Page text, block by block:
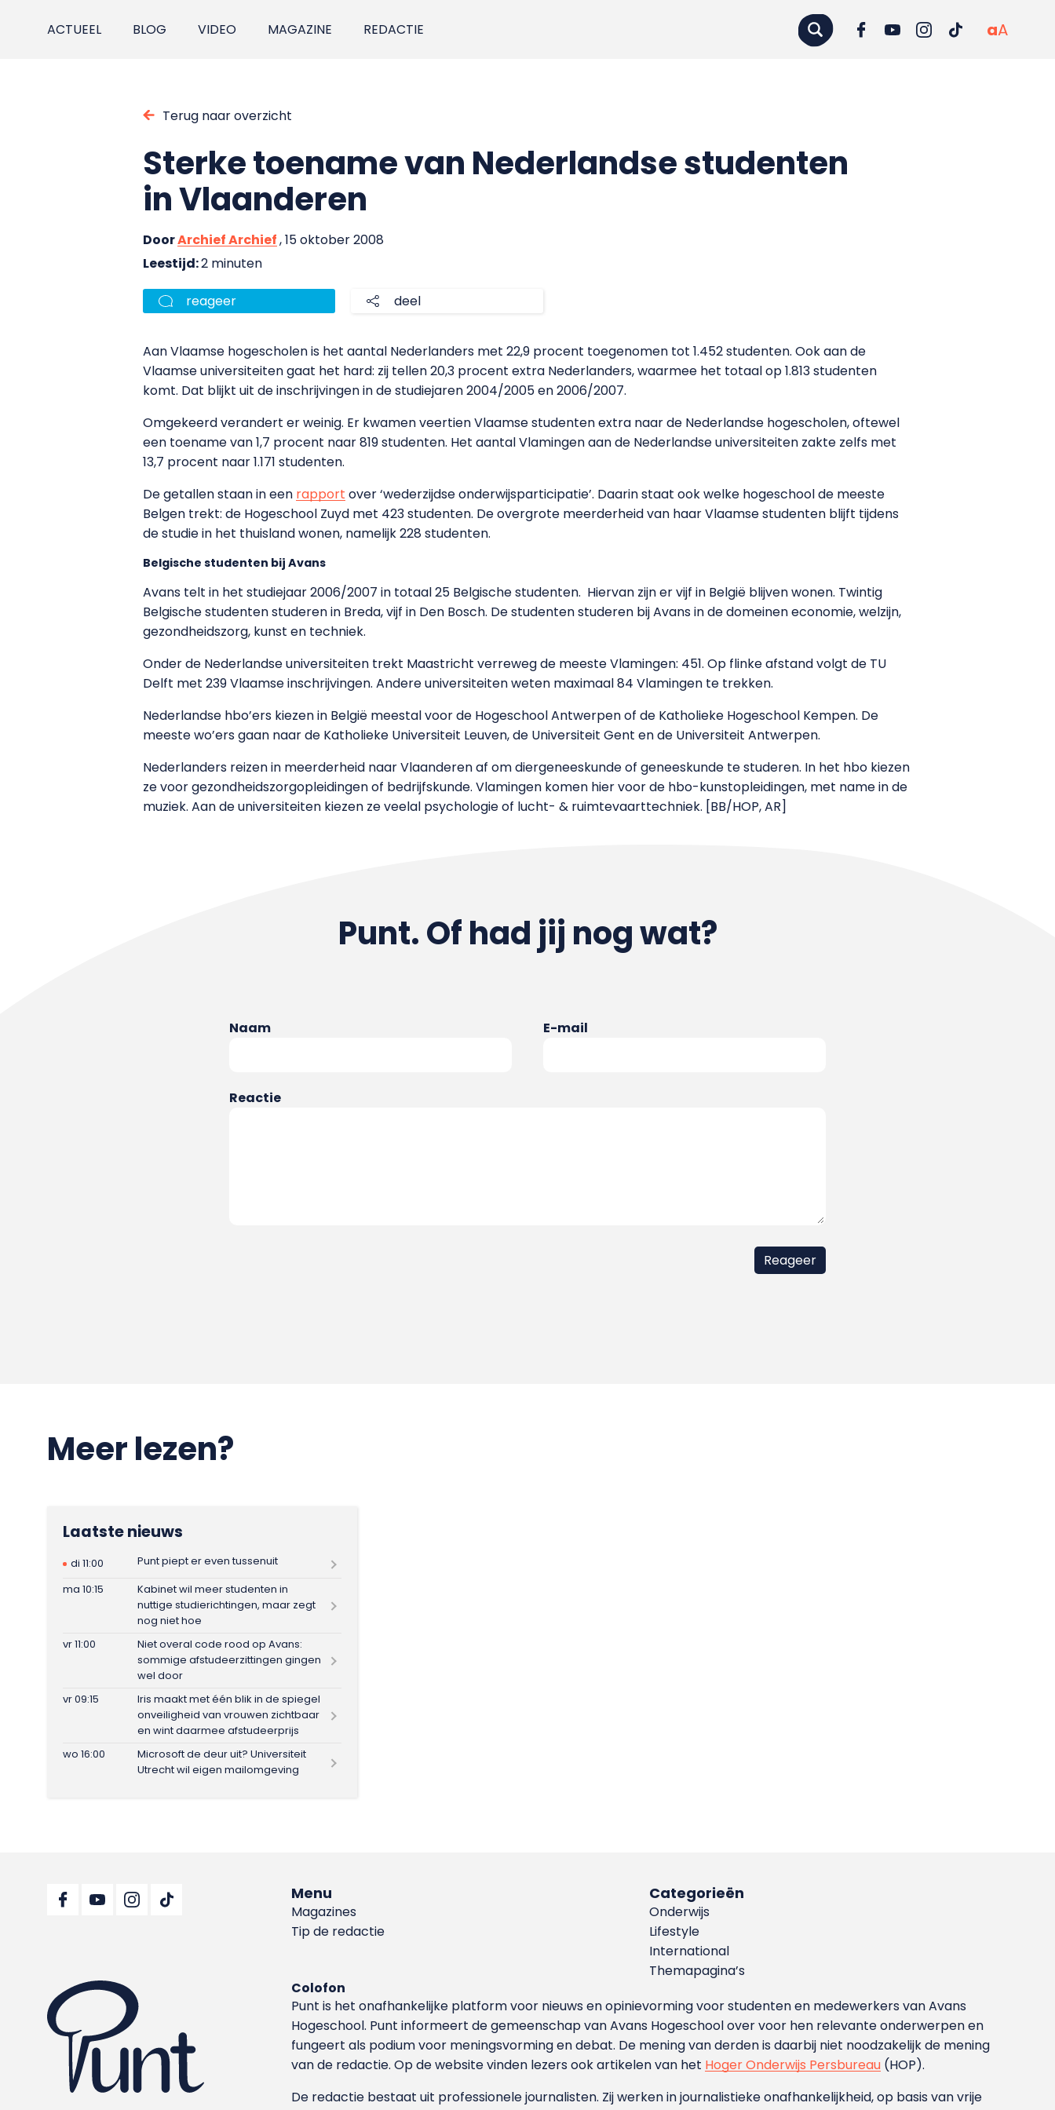
ACTUEEL BLOG VIDEO MAGAZINE REDACTIE aA
Terug naar overzicht
Sterke toename van Nederlandse studenten
in Vlaanderen
DoorArchief Archief, 15 oktober 2008
Leestijd:2 minuten
reageer deel
Aan Vlaamse hogescholen is het aantal Nederlanders met 22,9 procent toegenomen tot 1.452 studenten. Ook aan de
Vlaamse universiteiten gaat het hard: zij tellen 20,3 procent extra Nederlanders, waarmee het totaal op 1.813 studenten
komt. Dat blijkt uit de inschrijvingen in de studiejaren 2004/2005 en 2006/2007.
Omgekeerd verandert er weinig. Er kwamen veertien Vlaamse studenten extra naar de Nederlandse hogescholen, oftewel
een toename van 1,7 procent naar 819 studenten. Het aantal Vlamingen aan de Nederlandse universiteiten zakte zelfs met
13,7 procent naar 1.171 studenten.
De getallen staan in een rapport over ‘wederzijdse onderwijsparticipatie’. Daarin staat ook welke hogeschool de meeste
Belgen trekt: de Hogeschool Zuyd met 423 studenten. De overgrote meerderheid van haar Vlaamse studenten blijft tijdens
de studie in het thuisland wonen, namelijk 228 studenten.
Belgische studenten bij Avans
Avans telt in het studiejaar 2006/2007 in totaal 25 Belgische studenten. Hiervan zijn er vijf in België blijven wonen. Twintig
Belgische studenten studeren in Breda, vijf in Den Bosch. De studenten studeren bij Avans in de domeinen economie, welzijn,
gezondheidszorg, kunst en techniek.
Onder de Nederlandse universiteiten trekt Maastricht verreweg de meeste Vlamingen: 451. Op flinke afstand volgt de TU
Delft met 239 Vlaamse inschrijvingen. Andere universiteiten weten maximaal 84 Vlamingen te trekken.
Nederlandse hbo’ers kiezen in België meestal voor de Hogeschool Antwerpen of de Katholieke Hogeschool Kempen. De
meeste wo’ers gaan naar de Katholieke Universiteit Leuven, de Universiteit Gent en de Universiteit Antwerpen.
Nederlanders reizen in meerderheid naar Vlaanderen af om diergeneeskunde of geneeskunde te studeren. In het hbo kiezen
ze voor gezondheidszorgopleidingen of bedrijfskunde. Vlamingen komen hier voor de hbo-kunstopleidingen, met name in de
muziek. Aan de universiteiten kiezen ze veelal psychologie of lucht- & ruimtevaarttechniek. [BB/HOP, AR]
Punt. Of had jij nog wat?
Naam E-mail
Reactie
Meer lezen?
Laatste nieuws
di 11:00
Punt piept er even tussenuit
ma 10:15
Kabinet wil meer studenten in
nuttige studierichtingen, maar zegt
nog niet hoe
vr 11:00
Niet overal code rood op Avans:
sommige afstudeerzittingen gingen
wel door
vr 09:15
Iris maakt met één blik in de spiegel
onveiligheid van vrouwen zichtbaar
en wint daarmee afstudeerprijs
wo 16:00
Microsoft de deur uit? Universiteit
Utrecht wil eigen mailomgeving
Menu
Magazines
Tip de redactie
Categorieën
Onderwijs
Lifestyle
International
Themapagina’s
Colofon
Punt is het onafhankelijke platform voor nieuws en opinievorming voor studenten en medewerkers van Avans
Hoge­school. Punt informeert de gemeenschap van Avans Hogeschool over voor hen relevante onderwerpen en
fungeert als podium voor meningsvorming en debat. De mening van derden is daarbij niet noodzakelijk de mening
van de redactie. Op de website vinden lezers ook artikelen van het Hoger Onderwijs Persbureau (HOP).
De redactie bestaat uit professionele journalisten. Zij werken in journalistieke onafhankelijkheid, op basis van vrije